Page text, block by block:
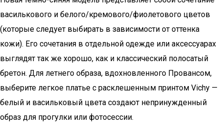
василькового и белого/кремового/фиолетового цветов
(которые следует выбирать в зависимости от оттенка
кожи). Его сочетания в отдельной одежде или аксессуарах
выглядят так же хорошо, как и классический полосатый
бретон. Для летнего образа, вдохновленного Провансом,
выберите легкое платье с расклешенным принтом Vichy —
белый и васильковый цвета создают непринужденный
образ для прогулки или фотосессии.